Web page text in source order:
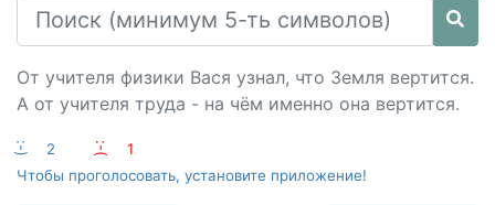
От учителя физики Вася узнал, что Земля вертится.
А от учителя труда - на чём именно она вертится.
:-) 2 :-(
1
Чтобы проголосовать, установите приложение!